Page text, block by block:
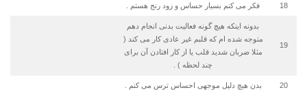
18 فكر می كنم بسیار حساس و زود رنج هستم .
19
بدونه اینكه هیچ گونه فعالیت بدنی انجام دهم
متوجه شده ام كه قلبم غیر عادی كار می كند (
مثلا ضربان شدید قلب یا از كار افتادن آن برای
چند لحظه ) .
20 بدن هیچ دلیل موجهی احساس ترس می كنم .